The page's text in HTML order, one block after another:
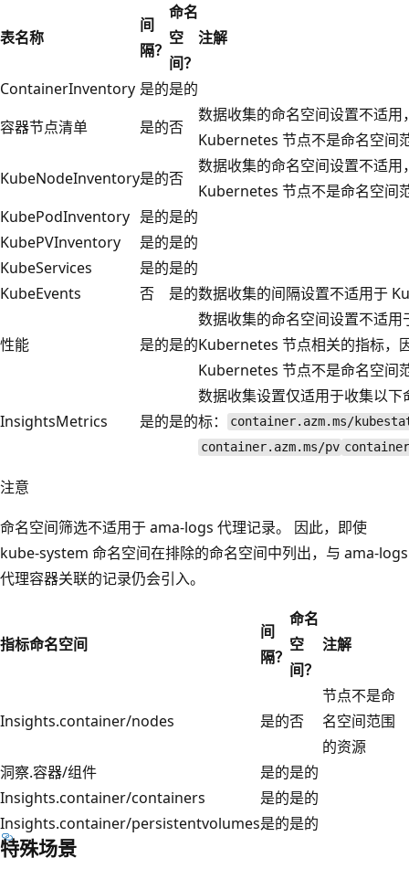
表名称
间
隔？
命名
空
间？
注解
ContainerInventory 是的是的
容器节点清单
是的否
数据收集的命名空间设置不适用
Kubernetes 节点不是命名空间
KubeNodeInventory是的否
数据收集的命名空间设置不适用
Kubernetes 节点不是命名空间
KubePodInventory 是的是的
KubePVInventory
是的是的
KubeServices
是的是的
KubeEvents
否 是的数据收集的间隔设置不适用于
性能 是的是的
数据收集的命名空间设置不适用
Kubernetes 节点相关的指标，
Kubernetes 节点不是命名空间
InsightsMetrics 是的是的
数据收集设置仅适用于收集以下
标：
container.azm.ms/
container.azm.ms/pv
注意
命名空间筛选不适用于 ama-logs 代理记录。 因此，即使
kube-system 命名空间在排除的命名空间中列出，与 ama-logs
代理容器关联的记录仍会引入。
指标命名空间
间
隔？
命名
空
间？
注解
Insights.container/nodes 是的否
节点不是命
名空间范围
的资源
洞察.容器/组件
是的是的
Insights.container/containers
是的是的
Insights.container/persistentvolumes是的是的
特殊场景